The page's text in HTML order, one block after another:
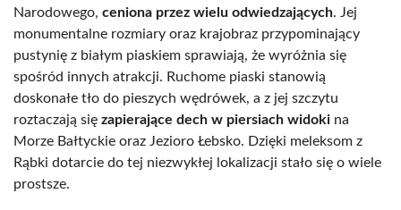
Narodowego, ceniona przez wielu odwiedzających. Jej
monumentalne rozmiary oraz krajobraz przypominający
pustynię z białym piaskiem sprawiają, że wyróżnia się
spośród innych atrakcji. Ruchome piaski stanowią
doskonałe tło do pieszych wędrówek, a z jej szczytu
roztaczają się zapierające dech w piersiach widoki na
Morze Bałtyckie oraz Jezioro Łebsko. Dzięki meleksom z
Rąbki dotarcie do tej niezwykłej lokalizacji stało się o wiele
prostsze.